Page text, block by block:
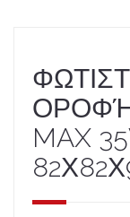
MAX